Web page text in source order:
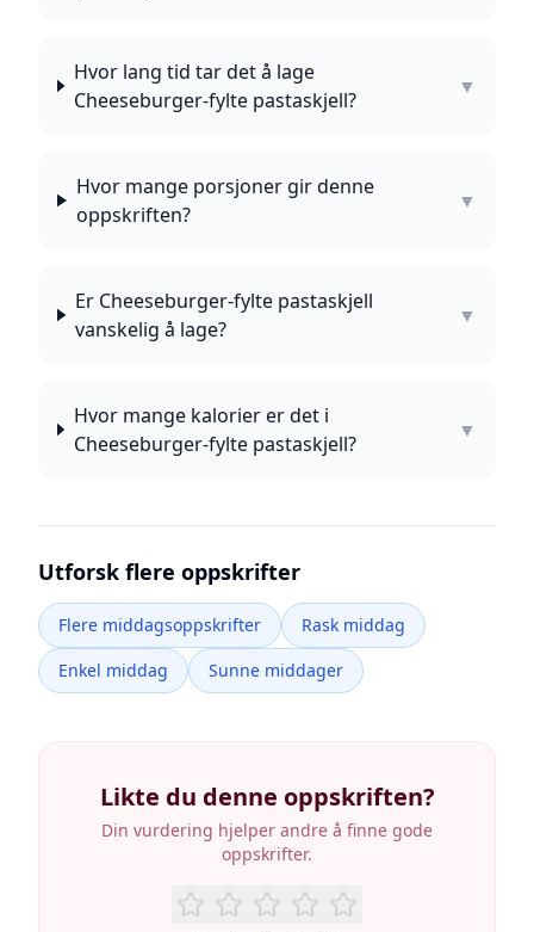
Hvor lang tid tar det å lage
Cheeseburger-fylte pastaskjell?
▼
Hvor mange porsjoner gir denne
oppskriften?
▼
Er Cheeseburger-fylte pastaskjell
vanskelig å lage?
▼
Hvor mange kalorier er det i
Cheeseburger-fylte pastaskjell?
▼
Utforsk flere oppskrifter
Flere middagsoppskrifter
Rask middag
Enkel middag
Sunne middager
Likte du denne oppskriften?
Din vurdering hjelper andre å finne gode
oppskrifter.